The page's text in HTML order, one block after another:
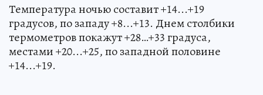
Температура ночью составит +14...+19
градусов, по западу +8...+13. Днем столбики
термометров покажут +28…+33 градуса,
местами +20...+25, по западной половине
+14...+19.